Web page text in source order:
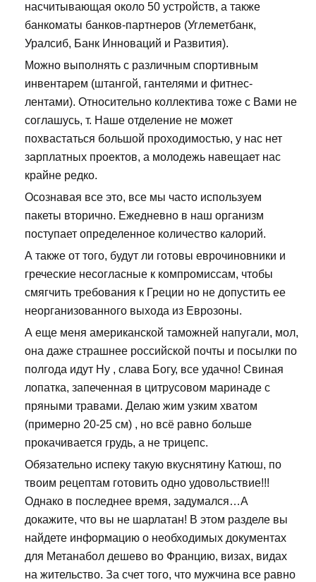
насчитывающая около 50 устройств, а также
банкоматы банков-партнеров (Углеметбанк,
Уралсиб, Банк Инноваций и Развития).
Можно выполнять с различным спортивным
инвентарем (штангой, гантелями и фитнес-
лентами). Относительно коллектива тоже с Вами не
соглашусь, т. Наше отделение не может
похвастаться большой проходимостью, у нас нет
зарплатных проектов, а молодежь навещает нас
крайне редко.
Осознавая все это, все мы часто используем
пакеты вторично. Ежедневно в наш организм
поступает определенное количество калорий.
А также от того, будут ли готовы еврочиновники и
греческие несогласные к компромиссам, чтобы
смягчить требования к Греции но не допустить ее
неорганизованного выхода из Еврозоны.
А еще меня американской таможней напугали, мол,
она даже страшнее российской почты и посылки по
полгода идут Ну , слава Богу, все удачно! Свиная
лопатка, запеченная в цитрусовом маринаде с
пряными травами. Делаю жим узким хватом
(примерно 20-25 см) , но всё равно больше
прокачивается грудь, а не трицепс.
Обязательно испеку такую вкуснятину Катюш, по
твоим рецептам готовить одно удовольствие!!!
Однако в последнее время, задумался…А
докажите, что вы не шарлатан! В этом разделе вы
найдете информацию о необходимых документах
для Метанабол дешево во Францию, визах, видах
на жительство. За счет того, что мужчина все равно